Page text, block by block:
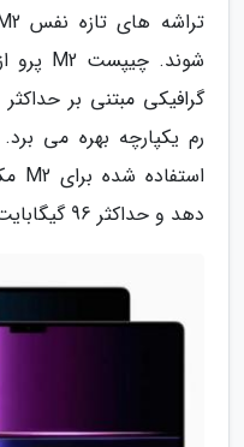
رم یکپارچه بهره می
دهد و حداکثر 96 گیگابایت رم یکپارچه به ارمغان می آورد.